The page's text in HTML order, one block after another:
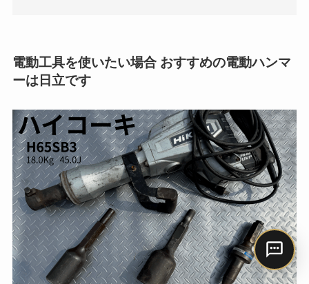
電動工具を使いたい場合 おすすめの電動ハンマ
ーは日立です